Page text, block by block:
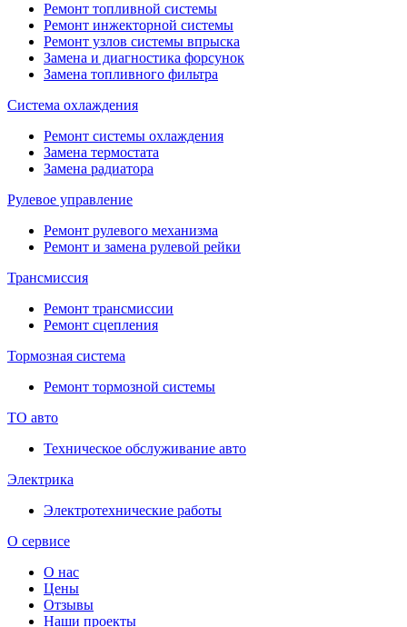
Ремонт топливной системы
Ремонт инжекторной системы
Ремонт узлов системы впрыска
Замена и диагностика форсунок
Замена топливного фильтра
Система охлаждения
Ремонт системы охлаждения
Замена термостата
Замена радиатора
Рулевое управление
Ремонт рулевого механизма
Ремонт и замена рулевой рейки
Трансмиссия
Ремонт трансмиссии
Ремонт сцепления
Тормозная система
Ремонт тормозной системы
ТО авто
Техническое обслуживание авто
Электрика
Электротехнические работы
О сервисе
О нас
Цены
Отзывы
Наши проекты